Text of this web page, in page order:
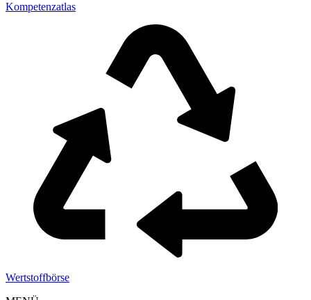
Kompetenzatlas
Wertstoffbörse